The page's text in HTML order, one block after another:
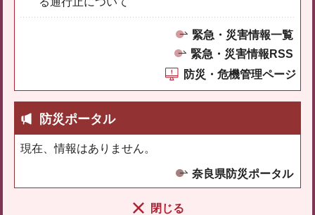
緊急・災害情報一覧
緊急・災害情報RSS
防災・危機管理ページ
防災ポータル
現在、情報はありません。
奈良県防災ポータル
閉じる